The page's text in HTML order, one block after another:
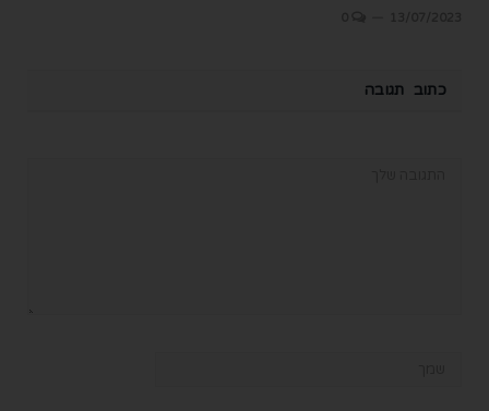
כתוב תגובה